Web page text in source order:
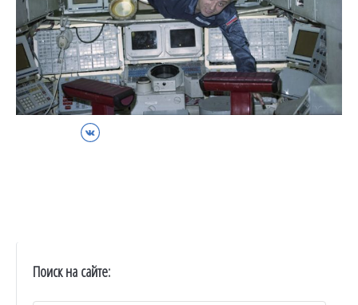
ВКонтакте
Поиск на сайте: